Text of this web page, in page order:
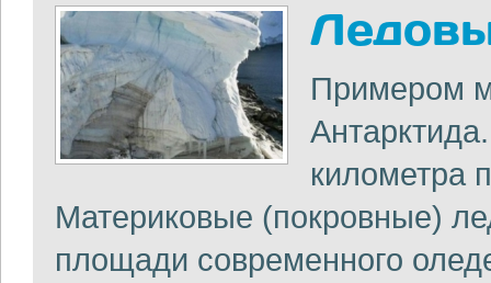
Примером
километра
Материковые (покровные)
площади современного